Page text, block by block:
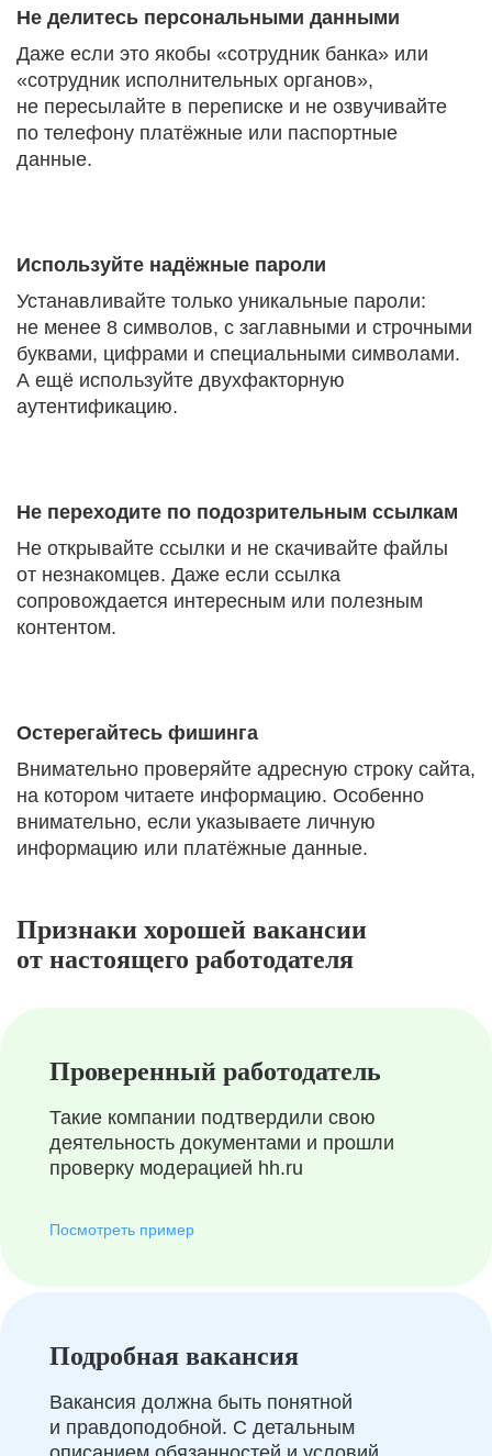
Не делитесь персональными данными
Даже если это якобы «сотрудник банка» или
«сотрудник исполнительных органов»,
не пересылайте в переписке и не озвучивайте
по телефону платёжные или паспортные
данные.
Используйте надёжные пароли
Устанавливайте только уникальные пароли:
не менее 8 символов, с заглавными и строчными
буквами, цифрами и специальными символами.
А ещё используйте двухфакторную
аутентификацию.
Не переходите по подозрительным ссылкам
Не открывайте ссылки и не скачивайте файлы
от незнакомцев. Даже если ссылка
сопровождается интересным или полезным
контентом.
Остерегайтесь фишинга
Внимательно проверяйте адресную строку сайта,
на котором читаете информацию. Особенно
внимательно, если указываете личную
информацию или платёжные данные.
Признаки хорошей вакансии
от настоящего работодателя
Проверенный работодатель
Такие компании подтвердили свою
деятельность документами и прошли
проверку модерацией hh.ru
Посмотреть пример
Подробная вакансия
Вакансия должна быть понятной
и правдоподобной. С детальным